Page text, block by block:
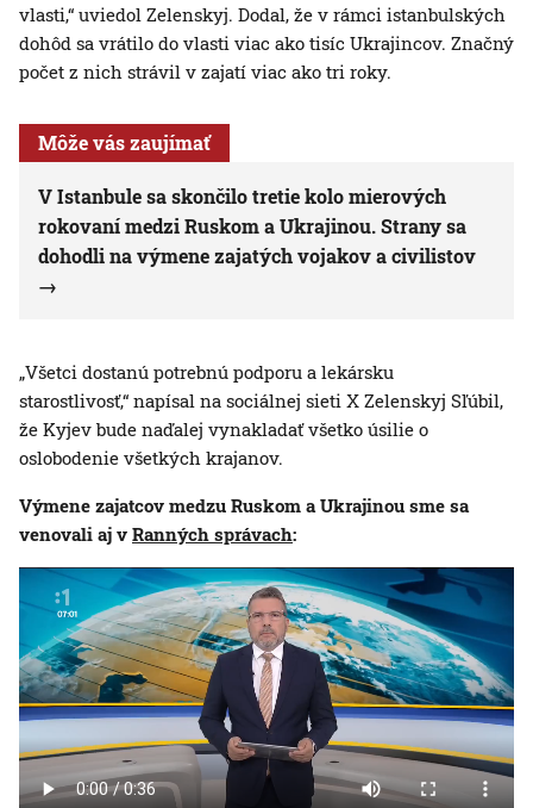
vlasti,“ uviedol Zelenskyj. Dodal, že v rámci istanbulských
dohôd sa vrátilo do vlasti viac ako tisíc Ukrajincov. Značný
počet z nich strávil v zajatí viac ako tri roky.
Môže vás zaujímať
V Istanbule sa skončilo tretie kolo mierových
rokovaní medzi Ruskom a Ukrajinou. Strany sa
dohodli na výmene zajatých vojakov a civilistov
„Všetci dostanú potrebnú podporu a lekársku
starostlivosť,“ napísal na sociálnej sieti X Zelenskyj Sľúbil,
že Kyjev bude naďalej vynakladať všetko úsilie o
oslobodenie všetkých krajanov.
Výmene zajatcov medzu Ruskom a Ukrajinou sme sa
venovali aj v Ranných správach: